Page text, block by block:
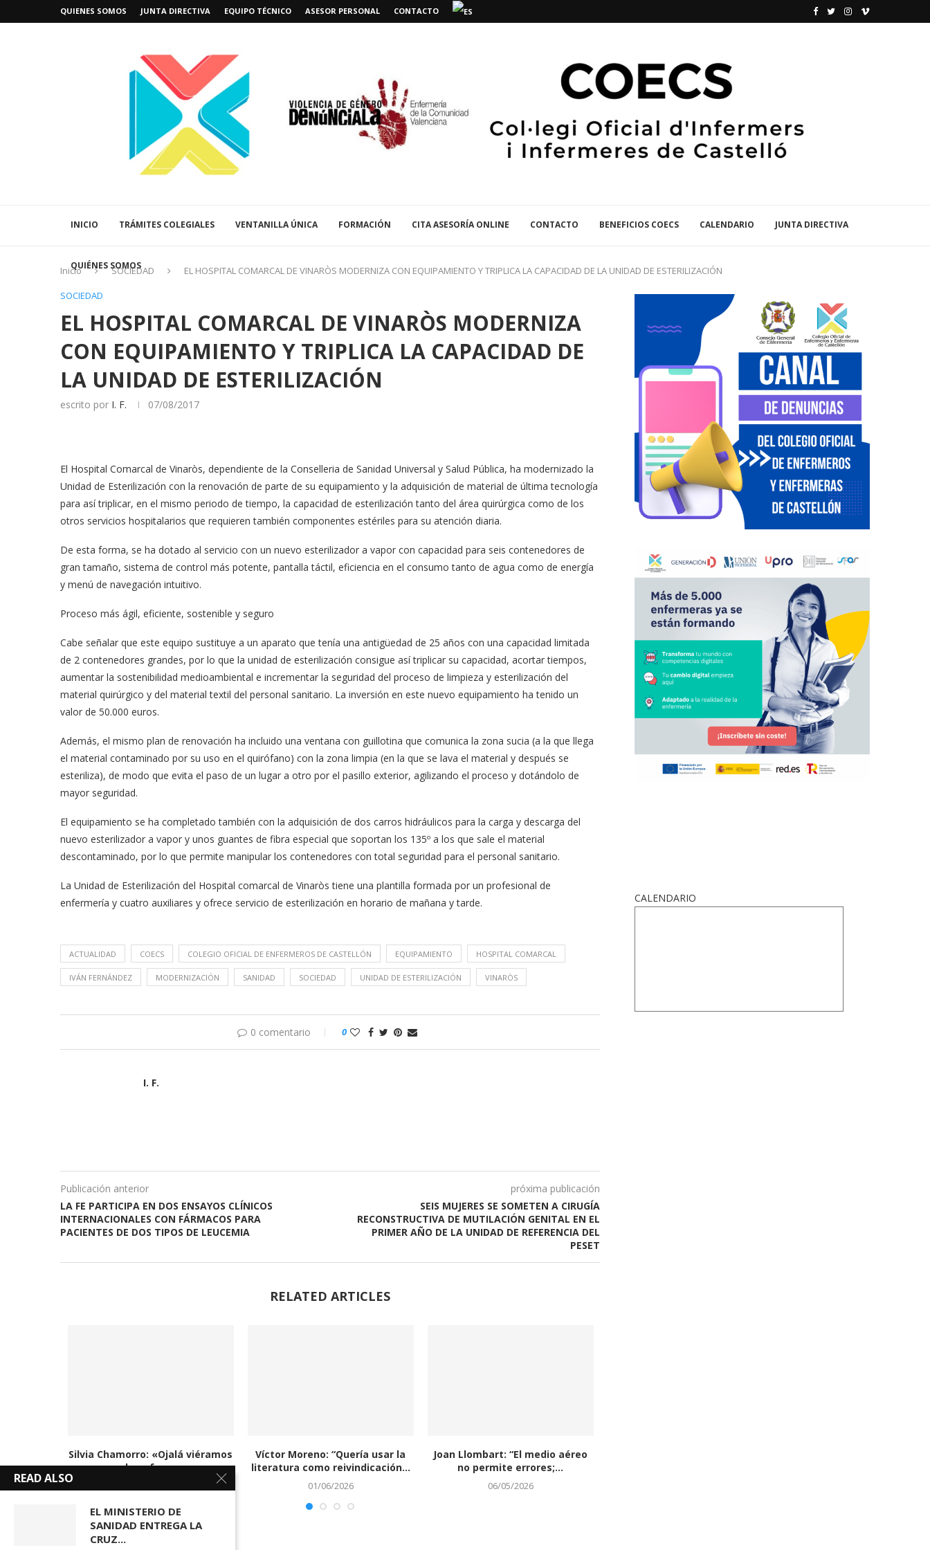
QUIENES SOMOS JUNTA DIRECTIVA EQUIPO TÉCNICO ASESOR PERSONAL CONTACTO
INICIO TRÁMITES COLEGIALES VENTANILLA ÚNICA FORMACIÓN CITA ASESORÍA ONLINE CONTACTO BENEFICIOS COECS CALENDARIO JUNTA DIRECTIVA
QUIÉNES SOMOS
Inicio SOCIEDAD
EL HOSPITAL COMARCAL DE VINARÒS MODERNIZA CON EQUIPAMIENTO Y TRIPLICA LA CAPACIDAD DE LA UNIDAD DE ESTERILIZACIÓN
SOCIEDAD
EL HOSPITAL COMARCAL DE VINARÒS MODERNIZA
CON EQUIPAMIENTO Y TRIPLICA LA CAPACIDAD DE
LA UNIDAD DE ESTERILIZACIÓN
escrito por I. F. 07/08/2017
El Hospital Comarcal de Vinaròs, dependiente de la Conselleria de Sanidad Universal y Salud Pública, ha modernizado la
Unidad de Esterilización con la renovación de parte de su equipamiento y la adquisición de material de última tecnología
para así triplicar, en el mismo periodo de tiempo, la capacidad de esterilización tanto del área quirúrgica como de los
otros servicios hospitalarios que requieren también componentes estériles para su atención diaria.
De esta forma, se ha dotado al servicio con un nuevo esterilizador a vapor con capacidad para seis contenedores de
gran tamaño, sistema de control más potente, pantalla táctil, eficiencia en el consumo tanto de agua como de energía
y menú de navegación intuitivo.
Proceso más ágil, eficiente, sostenible y seguro
Cabe señalar que este equipo sustituye a un aparato que tenía una antigüedad de 25 años con una capacidad limitada
de 2 contenedores grandes, por lo que la unidad de esterilización consigue así triplicar su capacidad, acortar tiempos,
aumentar la sostenibilidad medioambiental e incrementar la seguridad del proceso de limpieza y esterilización del
material quirúrgico y del material textil del personal sanitario. La inversión en este nuevo equipamiento ha tenido un
valor de 50.000 euros.
Además, el mismo plan de renovación ha incluido una ventana con guillotina que comunica la zona sucia (a la que llega
el material contaminado por su uso en el quirófano) con la zona limpia (en la que se lava el material y después se
esteriliza), de modo que evita el paso de un lugar a otro por el pasillo exterior, agilizando el proceso y dotándolo de
mayor seguridad.
El equipamiento se ha completado también con la adquisición de dos carros hidráulicos para la carga y descarga del
nuevo esterilizador a vapor y unos guantes de fibra especial que soportan los 135º a los que sale el material
descontaminado, por lo que permite manipular los contenedores con total seguridad para el personal sanitario.
La Unidad de Esterilización del Hospital comarcal de Vinaròs tiene una plantilla formada por un profesional de
enfermería y cuatro auxiliares y ofrece servicio de esterilización en horario de mañana y tarde.
ACTUALIDAD COECS COLEGIO OFICIAL DE ENFERMEROS DE CASTELLÓN EQUIPAMIENTO HOSPITAL COMARCAL
IVÁN FERNÁNDEZ MODERNIZACIÓN SANIDAD SOCIEDAD UNIDAD DE ESTERILIZACIÓN VINARÒS
0 comentario 0
I. F.
Publicación anterior
LA FE PARTICIPA EN DOS ENSAYOS CLÍNICOS
INTERNACIONALES CON FÁRMACOS PARA
PACIENTES DE DOS TIPOS DE LEUCEMIA
próxima publicación
SEIS MUJERES SE SOMETEN A CIRUGÍA
RECONSTRUCTIVA DE MUTILACIÓN GENITAL EN EL
PRIMER AÑO DE LA UNIDAD DE REFERENCIA DEL
PESET
RELATED ARTICLES
Silvia Chamorro: «Ojalá viéramos
ya a la enfermera...
Víctor Moreno: “Quería usar la
literatura como reivindicación...
01/06/2026
Joan Llombart: “El medio aéreo
no permite errores;...
06/05/2026
CALENDARIO
READ ALSO
EL MINISTERIO DE
SANIDAD ENTREGA LA
CRUZ...